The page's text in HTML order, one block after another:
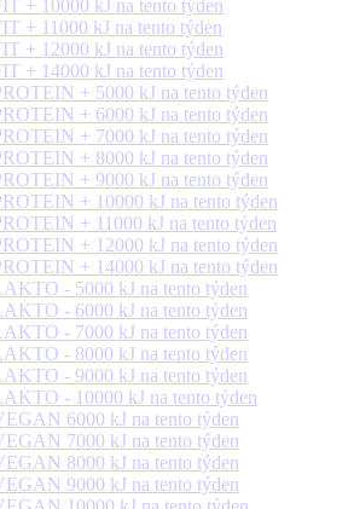
+ 10000 kJ na tento týden
+ 11000 kJ na tento týden
+ 12000 kJ na tento týden
+ 14000 kJ na tento týden
+ 5000 kJ na tento týden
+ 6000 kJ na tento týden
+ 7000 kJ na tento týden
+ 8000 kJ na tento týden
+ 9000 kJ na tento týden
+ 10000 kJ na tento týden
+ 11000 kJ na tento týden
+ 12000 kJ na tento týden
+ 14000 kJ na tento týden
- 5000 kJ na tento týden
- 6000 kJ na tento týden
- 7000 kJ na tento týden
- 8000 kJ na tento týden
- 9000 kJ na tento týden
- 10000 kJ na tento týden
6000 kJ na tento týden
7000 kJ na tento týden
8000 kJ na tento týden
9000 kJ na tento týden